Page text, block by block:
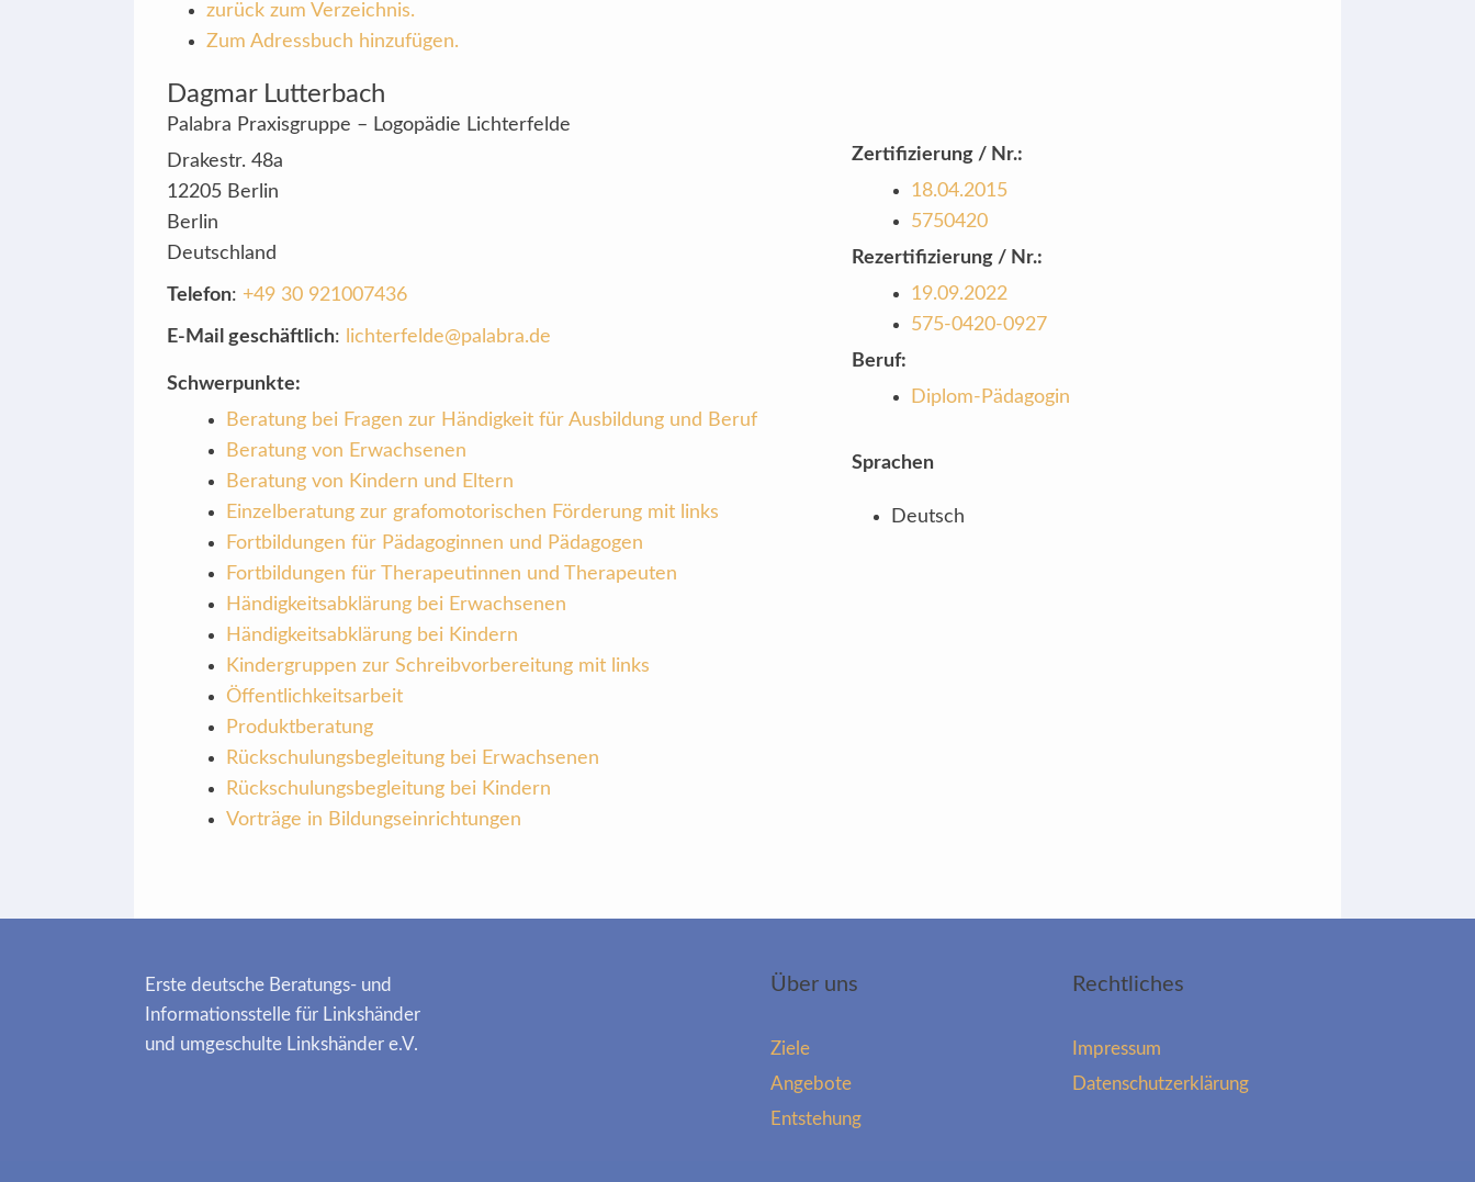
zurück zum Verzeichnis.
Zum Adressbuch hinzufügen.
Dagmar Lutterbach
Palabra Praxisgruppe – Logopädie Lichterfelde
Drakestr. 48a
12205 Berlin
Berlin
Deutschland
Telefon: +49 30 921007436
E-Mail geschäftlich: lichterfelde@palabra.de
Schwerpunkte:
Beratung bei Fragen zur Händigkeit für Ausbildung und Beruf
Beratung von Erwachsenen
Beratung von Kindern und Eltern
Einzelberatung zur grafomotorischen Förderung mit links
Fortbildungen für Pädagoginnen und Pädagogen
Fortbildungen für Therapeutinnen und Therapeuten
Händigkeitsabklärung bei Erwachsenen
Händigkeitsabklärung bei Kindern
Kindergruppen zur Schreibvorbereitung mit links
Öffentlichkeitsarbeit
Produktberatung
Rückschulungsbegleitung bei Erwachsenen
Rückschulungsbegleitung bei Kindern
Vorträge in Bildungseinrichtungen
Zertifizierung / Nr.:
18.04.2015
5750420
Rezertifizierung / Nr.:
19.09.2022
575-0420-0927
Beruf:
Diplom-Pädagogin
Sprachen
Deutsch
Erste deutsche Beratungs- und
Informationsstelle für Linkshänder
und umgeschulte Linkshänder e.V.
Über uns
Ziele
Angebote
Entstehung
Rechtliches
Impressum
Datenschutzerklärung